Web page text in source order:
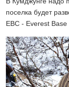
поселка будет
EBC - Everest